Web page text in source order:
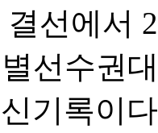
선에서
선수권
기록이